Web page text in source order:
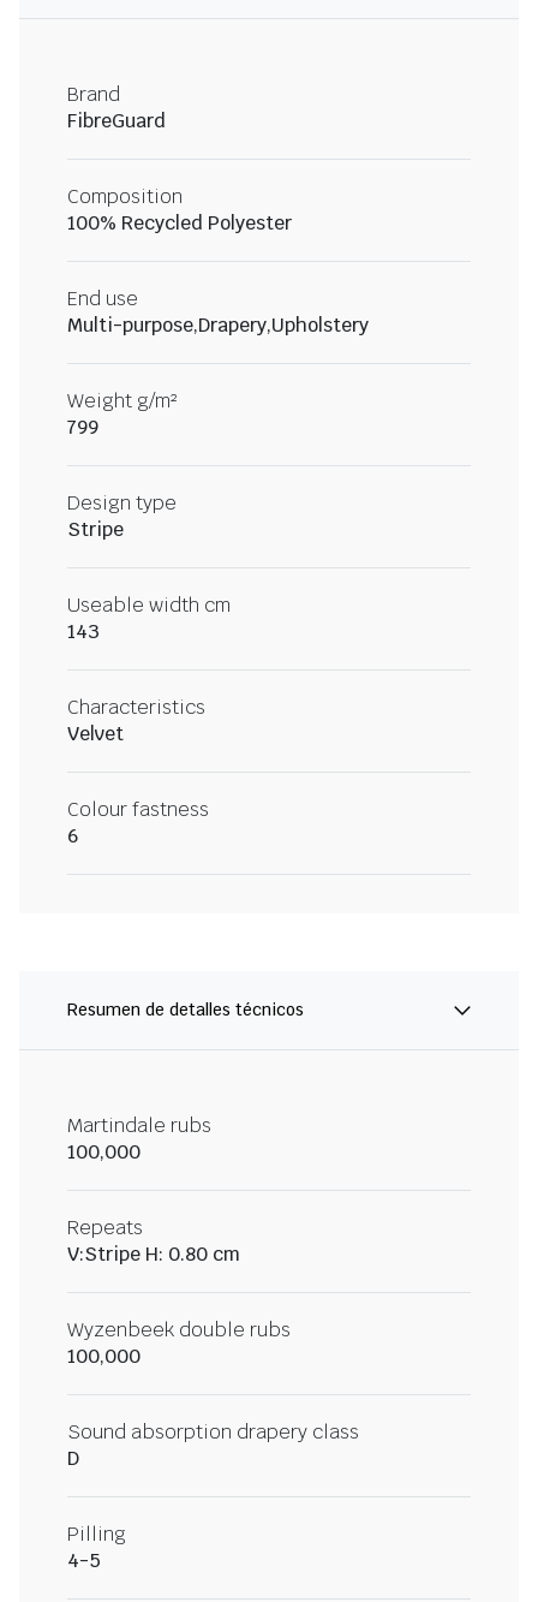
Brand
FibreGuard
Composition
100% Recycled Polyester
End use
Multi-purpose,Drapery,Upholstery
Weight g/m²
799
Design type
Stripe
Useable width cm
143
Characteristics
Velvet
Colour fastness
6
Resumen de detalles técnicos
Martindale rubs
100,000
Repeats
V:Stripe H: 0.80 cm
Wyzenbeek double rubs
100,000
Sound absorption drapery class
D
Pilling
4-5